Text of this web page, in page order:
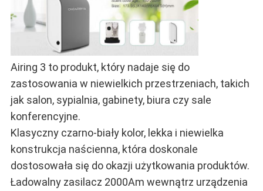
Airing 3 to produkt, który nadaje się do
zastosowania w niewielkich przestrzeniach, takich
jak salon, sypialnia, gabinety, biura czy sale
konferencyjne.
Klasyczny czarno-biały kolor, lekka i niewielka
konstrukcja naścienna, która doskonale
dostosowała się do okazji użytkowania produktów.
Ładowalny zasilacz 2000Am wewnątrz urządzenia